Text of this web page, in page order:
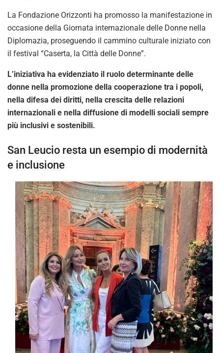
La Fondazione Orizzonti ha promosso la manifestazione in
occasione della Giornata internazionale delle Donne nella
Diplomazia, proseguendo il cammino culturale iniziato con
il festival “Caserta, la Città delle Donne”.
L’iniziativa ha evidenziato il ruolo determinante delle
donne nella promozione della cooperazione tra i popoli,
nella difesa dei diritti, nella crescita delle relazioni
internazionali e nella diffusione di modelli sociali sempre
più inclusivi e sostenibili.
San Leucio resta un esempio di modernità
e inclusione